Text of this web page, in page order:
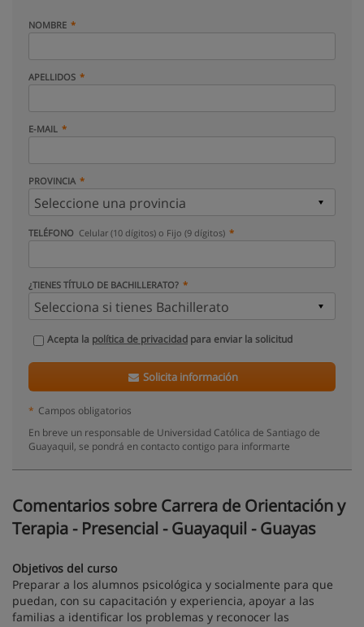
NOMBRE
APELLIDOS
E-MAIL
PROVINCIA
TELÉFONO Celular (10 dígitos) o Fijo (9 dígitos)
¿TIENES TÍTULO DE BACHILLERATO?
Acepta la política de privacidad para enviar la solicitud
Solicita información
* Campos obligatorios
En breve un responsable de Universidad Católica de Santiago de
Guayaquil, se pondrá en contacto contigo para informarte
Comentarios sobre Carrera de Orientación y
Terapia - Presencial - Guayaquil - Guayas
Objetivos del curso
Preparar a los alumnos psicológica y socialmente para que
puedan, con su capacitación y experiencia, apoyar a las
familias a identificar los problemas y reconocer las